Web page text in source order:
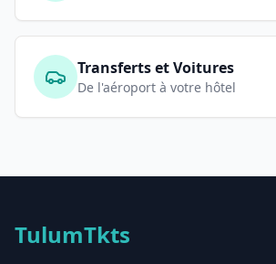
Transferts et Voitures
De l'aéroport à votre hôtel
TulumTkts